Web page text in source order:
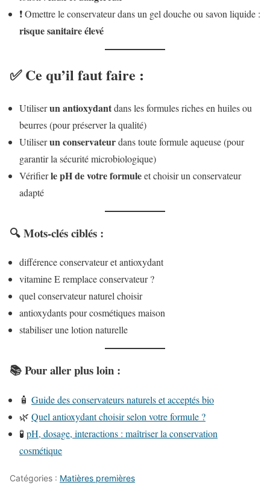
❗ Omettre le conservateur dans un gel douche ou savon liquide :
risque sanitaire élevé
✅ Ce qu’il faut faire :
Utiliserun antioxydantdans les formules riches en huiles ou
beurres (pour préserver la qualité)
Utiliserun conservateurdans toute formule aqueuse (pour
garantir la sécurité microbiologique)
Vérifierle pH de votre formuleet choisir un conservateur
adapté
🔍 Mots-clés ciblés :
différence conservateur et antioxydant
vitamine E remplace conservateur ?
quel conservateur naturel choisir
antioxydants pour cosmétiques maison
stabiliser une lotion naturelle
📚 Pour aller plus loin :
🧴 Guide des conservateurs naturels et acceptés bio
🌿 Quel antioxydant choisir selon votre formule ?
🧪 pH, dosage, interactions : maîtriser la conservation
cosmétique
Catégories : Matières premières